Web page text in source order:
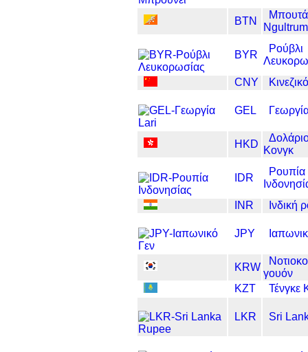
BTN
Ngultrum
BYR
Ρούβλι
CNY
GEL
HKD
Κονγκ
IDR
Ρουπία
INR
Ινδική
JPY
KRW
γουόν
KZT
Τένγκε
LKR Sri